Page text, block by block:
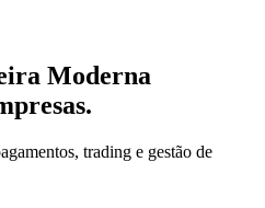
Moderna
trading e gestão de